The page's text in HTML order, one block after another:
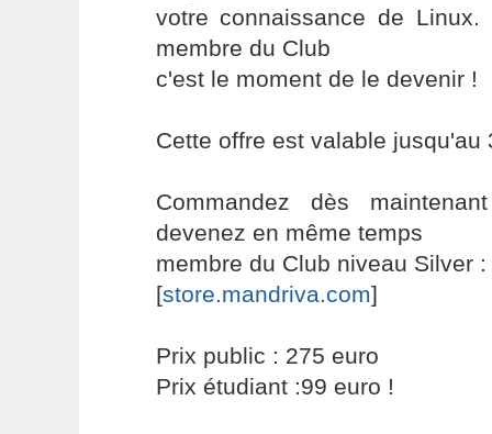
votre connaissance de
membre du Club
c'est le moment de le devenir !
Cette offre est valable jusqu'au
Commandez dès
devenez en même temps
membre du Club niveau Silver :
[store.mandriva.com]
Prix public : 275 euro
Prix étudiant :99 euro !